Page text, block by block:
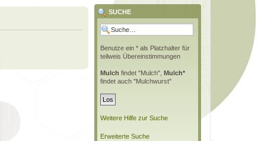
SUCHE
Benutze ein * als Platzhalter für
teilweis Übereinstimmungen
Mulch findet "Mulch", Mulch*
findet auch "Mulchwurst"
Weitere Hilfe zur Suche
Erweiterte Suche